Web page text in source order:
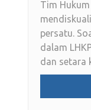
Tim
persatu.
dalam
dan setara